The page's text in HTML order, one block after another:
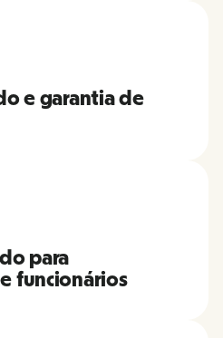
e garantia de
para
funcionários